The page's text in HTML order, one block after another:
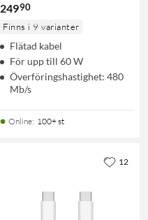
24990
Finns i 9 varianter
Flätad kabel
För upp till 60 W
Överföringshastighet: 480
Mb/s
Online: 100+ st
12